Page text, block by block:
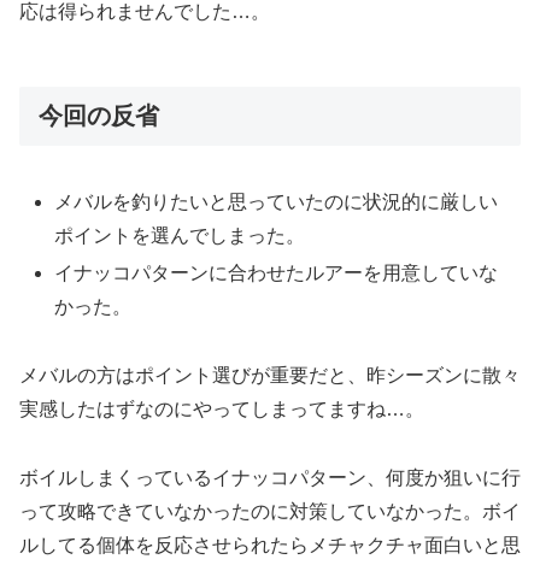
応は得られませんでした…。
今回の反省
メバルを釣りたいと思っていたのに状況的に厳しい
ポイントを選んでしまった。
イナッコパターンに合わせたルアーを用意していな
かった。
メバルの方はポイント選びが重要だと、昨シーズンに散々
実感したはずなのにやってしまってますね…。
ボイルしまくっているイナッコパターン、何度か狙いに行
って攻略できていなかったのに対策していなかった。ボイ
ルしてる個体を反応させられたらメチャクチャ面白いと思